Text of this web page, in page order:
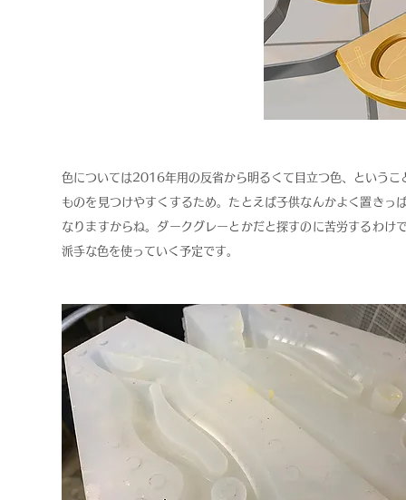
色については2016年用の反省から明るくて目立つ色、という
ものを見つけやすくするため。たとえば子供なんかよく置き
なりますからね。ダークグレーとかだと探すのに苦労するわ
派手な色を使っていく予定です。